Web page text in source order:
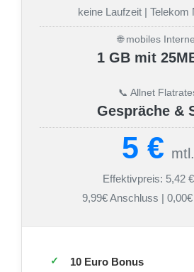
keine Laufzeit | Telekom
🌐 mobiles
1 GB mit
📞 Allnet
Gespräche &
5 € mtl.
Effektivpreis: 5,42
9,99€ Anschluss |
10 Euro Bonus